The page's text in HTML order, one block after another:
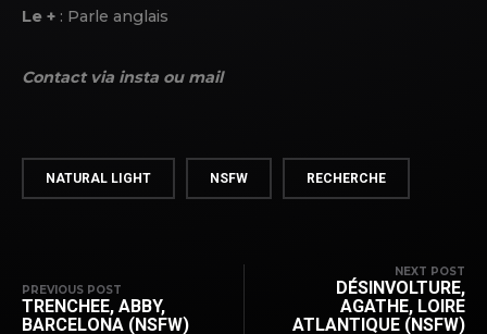
Le + : Parle anglais
Contact via insta ou mail
NATURAL LIGHT NSFW RECHERCHE
PREVIOUS POST
TRENCHEE, ABBY,
BARCELONA (NSFW)
NEXT POST
DÉSINVOLTURE,
AGATHE, LOIRE
ATLANTIQUE (NSFW)